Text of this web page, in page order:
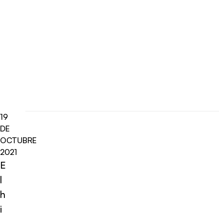
19
DE
OCTUBRE
2021
E
l
h
i